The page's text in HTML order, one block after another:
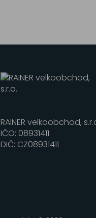
RAINER velkoobchod,
IČO: 08931411
DIČ: CZ08931411